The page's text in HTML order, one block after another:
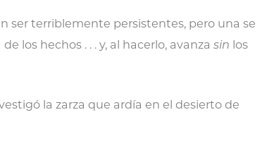
ser terriblemente persistentes, pero una se
los hechos . . . y, al hacerlo, avanza sin los
la zarza que ardía en el desierto de